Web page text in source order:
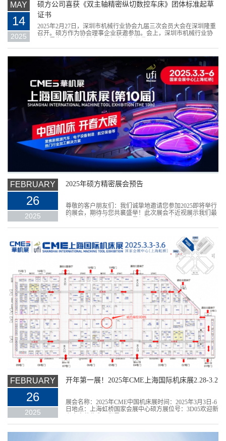
MAY
14
2025
硕方公司喜获《双主轴精密纵切数控车床》团体标准起草
证书
2025年2月27日，深圳市机械行业协会九届三次会员大会在深圳隆重
召开。硕方作为协会理事企业获邀参加。会上，深圳市机械行业协
FEBRUARY
26
2025
2025年硕方精密展会预告
尊敬的客户朋友们：我们诚挚地邀请您参加2025即将举行
的展会，期待与您共襄盛举！此次展会不近视展示我们最
见的重...
FEBRUARY
26
2025
开年第一展！2025年CME上海国际机床展2.28-3.2
展会名称：2025年CME中国机床展时间：2025年3月3日-6
日地点：上海虹桥国家会展中心硕方展位号：3D05欢迎新